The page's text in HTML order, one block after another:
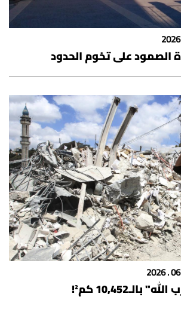
الصمود على تخوم الحدود
كم²!